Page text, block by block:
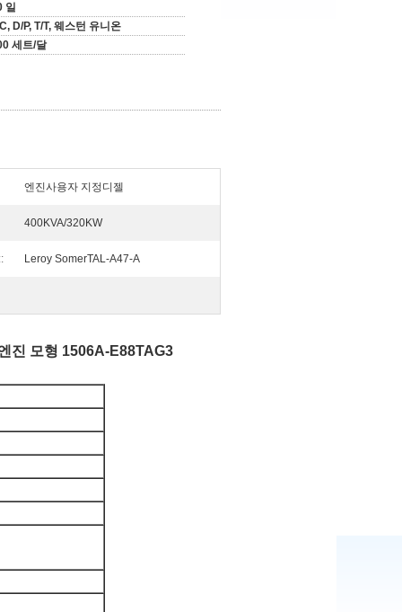
일
D/P, T/T, 웨스턴 유니온
세트/달
엔진사용자 지정디젤
400KVA/320KW
Leroy SomerTAL-A47-A
진 모형 1506A-E88TAG3